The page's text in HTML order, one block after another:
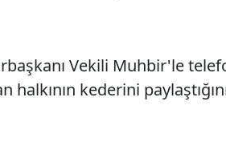
Vekili Muhbir'le
halkının kederini